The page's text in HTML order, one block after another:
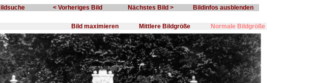
< Vorheriges Bild Nächstes Bild > Bildinfos ausblenden
Normale Bildgröße
Mittlere Bildgröße
Bild maximieren